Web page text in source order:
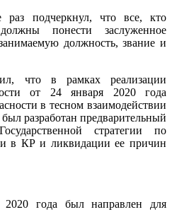
раз подчеркнул, что все, кто
понести заслуженное
должность, звание и
что в рамках реализации
от 24 января 2020 года
в тесном взаимодействии
разработан предварительный
стратегии по
в КР и ликвидации ее причин
года был направлен для